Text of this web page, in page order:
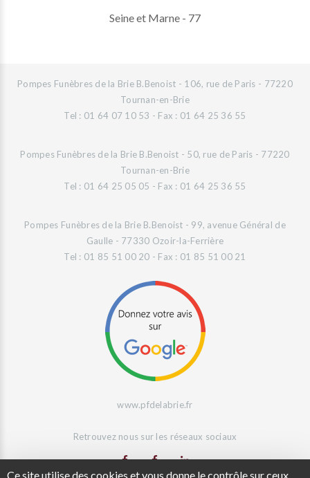
Ce site utilise des cookies et vous donne le contrôle sur ceux
Seine et Marne - 77
Pompes Funèbres de la Brie B.Benoist - 106, rue de Paris - 77220
Tournan-en-Brie
Tel : 01 64 07 10 53 - Fax : 01 64 25 36 55
Pompes Funèbres de la Brie B.Benoist - 50, rue de Paris - 77220
Tournan-en-Brie
Tel : 01 64 25 05 05 - Fax : 01 64 25 36 55
Pompes Funèbres de la Brie B.Benoist - 99, avenue Général de
Gaulle - 77330 Ozoir-la-Ferrière
Tel : 01 85 51 00 20 - Fax : 01 85 51 00 21
www.pfdelabrie.fr
Retrouvez nous sur les réseaux sociaux